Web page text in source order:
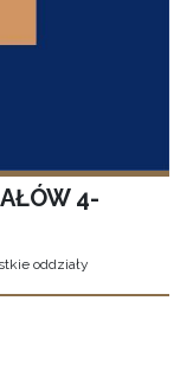
4-
oddziały